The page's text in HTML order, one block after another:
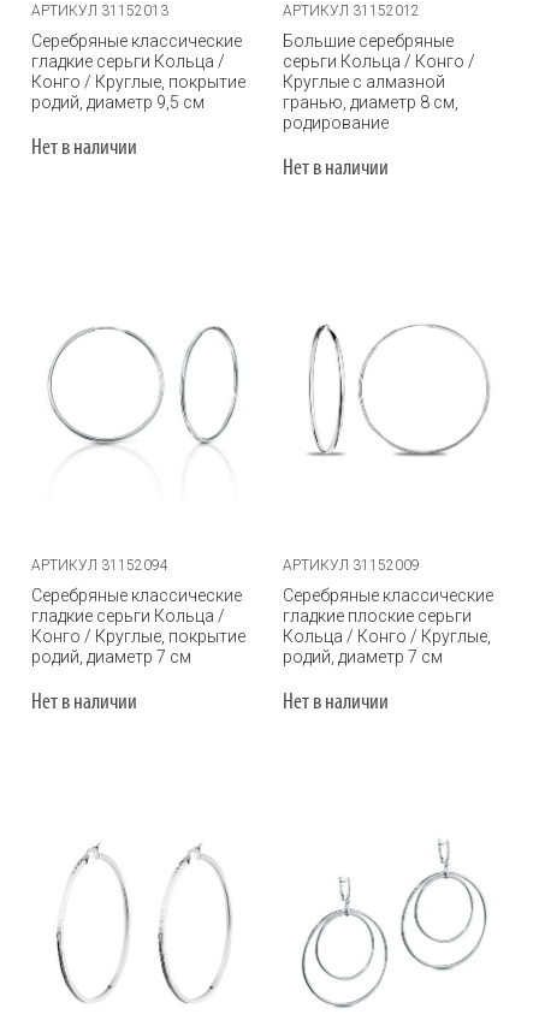
АРТИКУЛ 31152013
Серебряные классические
гладкие серьги Кольца /
Конго / Круглые, покрытие
родий, диаметр 9,5 см
Нет в наличии
АРТИКУЛ 31152012
Большие серебряные
серьги Кольца / Конго /
Круглые с алмазной
гранью, диаметр 8 см,
родирование
Нет в наличии
АРТИКУЛ 31152094
Серебряные классические
гладкие серьги Кольца /
Конго / Круглые, покрытие
родий, диаметр 7 см
Нет в наличии
АРТИКУЛ 31152009
Серебряные классические
гладкие плоские серьги
Кольца / Конго / Круглые,
родий, диаметр 7 см
Нет в наличии